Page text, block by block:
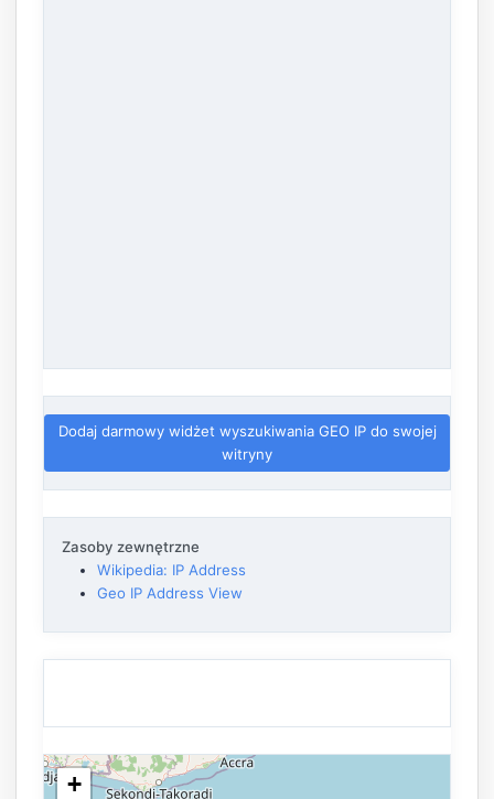
Dodaj darmowy widżet wyszukiwania GEO IP do swojej
witryny
Zasoby zewnętrzne
Wikipedia: IP Address
Geo IP Address View
+